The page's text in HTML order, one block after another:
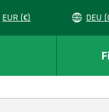
EUR (€)